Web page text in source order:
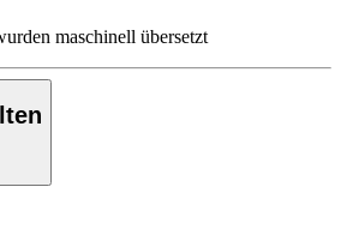
maschinell übersetzt